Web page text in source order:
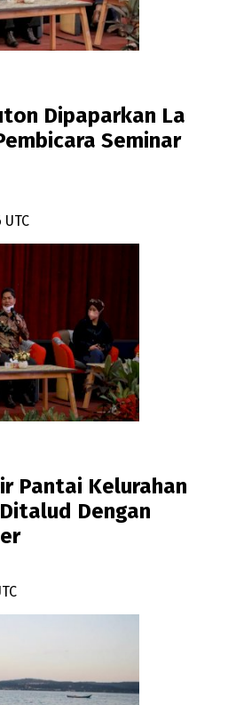
Dipaparkan La
Seminar
Pantai Kelurahan
Dengan